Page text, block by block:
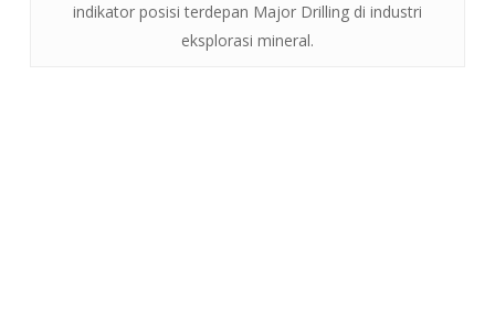
indikator posisi terdepan Major Drilling di industri
eksplorasi mineral.